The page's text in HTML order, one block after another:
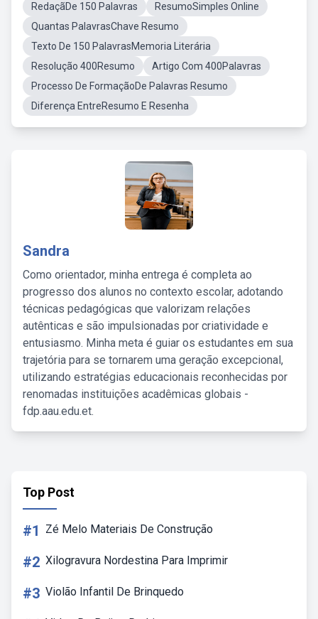
RedaçãDe 150 Palavras
ResumoSimples Online
Quantas PalavrasChave Resumo
Texto De 150 PalavrasMemoria Literária
Resolução 400Resumo
Artigo Com 400Palavras
Processo De FormaçãoDe Palavras Resumo
Diferença EntreResumo E Resenha
Sandra
Como orientador, minha entrega é completa ao
progresso dos alunos no contexto escolar, adotando
técnicas pedagógicas que valorizam relações
autênticas e são impulsionadas por criatividade e
entusiasmo. Minha meta é guiar os estudantes em sua
trajetória para se tornarem uma geração excepcional,
utilizando estratégias educacionais reconhecidas por
renomadas instituições acadêmicas globais -
fdp.aau.edu.et.
Top Post
#1 Zé Melo Materiais De Construção
#2 Xilogravura Nordestina Para Imprimir
#3 Violão Infantil De Brinquedo